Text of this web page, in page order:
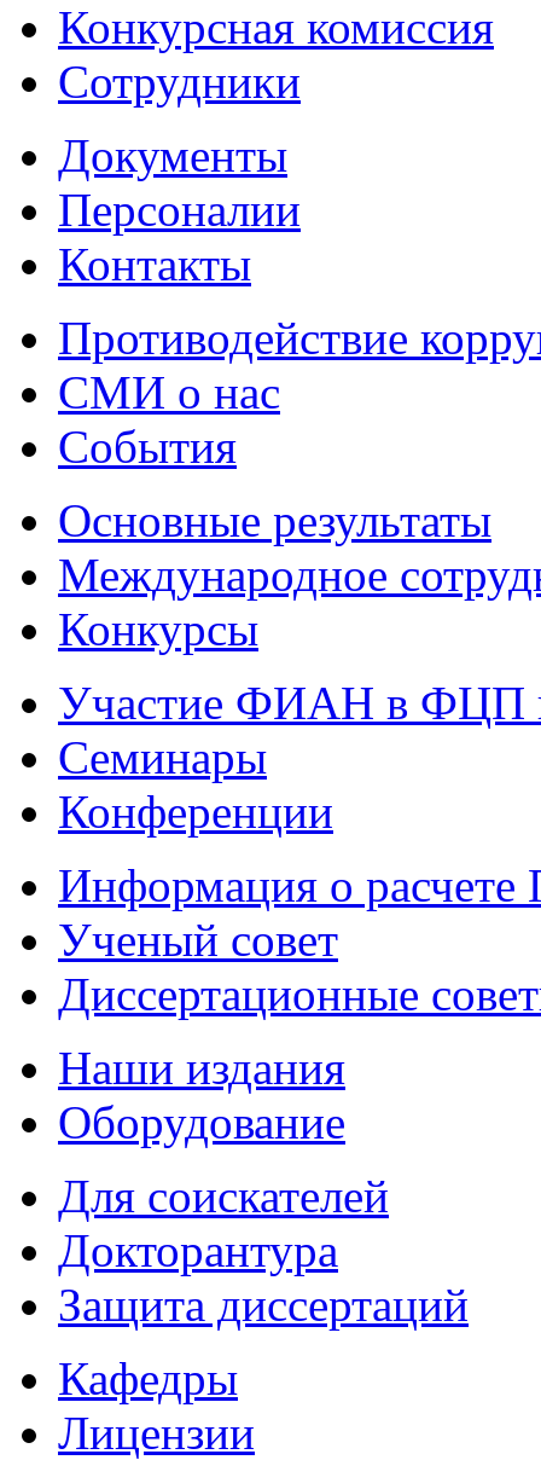
Конкурсная комиссия
Сотрудники
Документы
Персоналии
Контакты
Противодействие
СМИ о нас
События
Основные результаты
Международное
Конкурсы
Участие ФИАН в ФЦП
Семинары
Конференции
Информация о
Ученый совет
Диссертационные
Наши издания
Оборудование
Для соискателей
Докторантура
Защита диссертаций
Кафедры
Лицензии